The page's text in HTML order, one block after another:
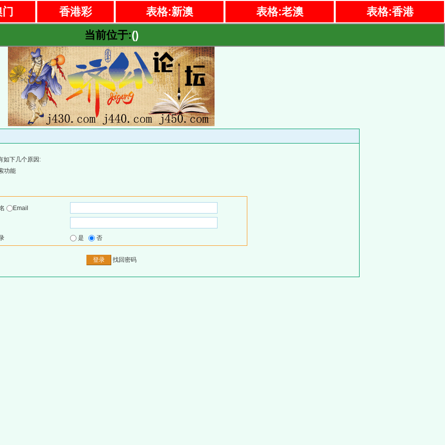
香港彩 表格:新澳 表格:老澳
表格:香港
当前位于:()
如下几个原因:
功能
Email
是 否
找回密码